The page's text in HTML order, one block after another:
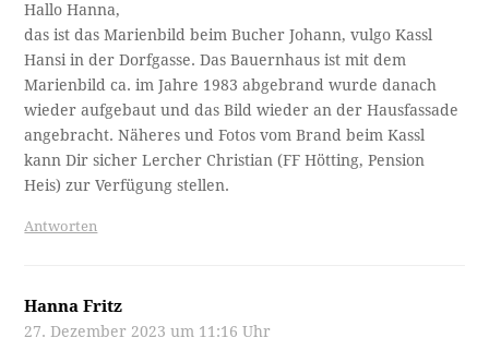
Hallo Hanna,
das ist das Marienbild beim Bucher Johann, vulgo Kassl
Hansi in der Dorfgasse. Das Bauernhaus ist mit dem
Marienbild ca. im Jahre 1983 abgebrand wurde danach
wieder aufgebaut und das Bild wieder an der Hausfassade
angebracht. Näheres und Fotos vom Brand beim Kassl
kann Dir sicher Lercher Christian (FF Hötting, Pension
Heis) zur Verfügung stellen.
Antworten
Hanna Fritz
27. Dezember 2023 um 11:16 Uhr